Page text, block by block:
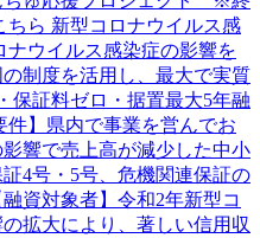
ら 新型コロナウイルス感
ウイルス感染症の影響を
制度を活用し、最大で実質
保証料ゼロ・据置最大5年融
】県内で事業を営んでお
響で売上高が減少した中小
4号・5号、危機関連保証の
資対象者】令和2年新型コ
拡大により、著しい信用収